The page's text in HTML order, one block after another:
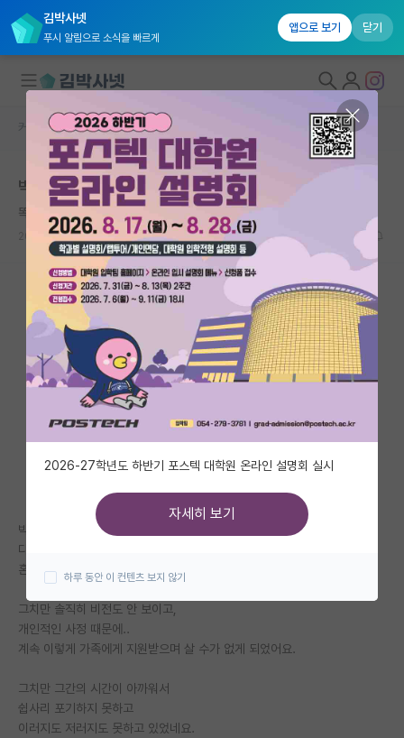
김박사넷
푸시 알림으로 소식을 빠르게
앱으로 보기 닫기
대학원생 모집
국내대학원 정보
연구실&오픈랩
커뮤니티
커뮤니티 홈
전체글보기
베스트 게시판
IF 명예의전당
자유 게시판(아무개랩)
미국 유학 게시판
미국 대학원 합격 후기 게시판
대학원 합격 후기 게시판
연구실(PI) 홍보 게시판
석박사 채용 정보 게시판
임용 정보 게시판
학부 인턴 게시판
커뮤니티 홈 자유 게시판(아무개랩)
박사 수료, 학위 과정 포기하려는데 선배의 말
똑똑한 어니스트 러더퍼드
2023.09.22 6 9474
박사 수료하고
다른 지원이나, 연구실 없이
혼자 학위 작업하고 있습니다.
그치만 솔직히 비전도 안 보이고,
개인적인 사정 때문에..
계속 이렇게 가족에게 지원받으며 살 수가 없게 되었어요.
그치만 그간의 시간이 아까워서
쉽사리 포기하지 못하고
이러지도 저러지도 못하고 있었네요.
2026-27학년도 하반기 포스텍 대학원 온라인 설명회 실시
자세히 보기
하루 동안 이 컨텐츠 보지 않기